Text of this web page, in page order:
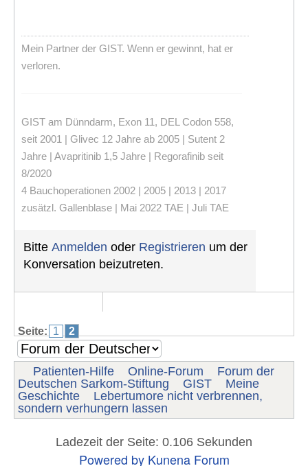
Mein Partner der GIST. Wenn er gewinnt, hat er
verloren.
GIST am Dünndarm, Exon 11, DEL Codon 558,
seit 2001 | Glivec 12 Jahre ab 2005 | Sutent 2
Jahre | Avapritinib 1,5 Jahre | Regorafinib seit
8/2020
4 Bauchoperationen 2002 | 2005 | 2013 | 2017
zusätzl. Gallenblase | Mai 2022 TAE | Juli TAE
Bitte Anmelden oder Registrieren um der
Konversation beizutreten.
Seite: 1 2
Patienten-Hilfe Online-Forum
Forum der
Deutschen Sarkom-Stiftung
GIST
Meine
Geschichte
Lebertumore nicht verbrennen,
sondern verhungern lassen
Ladezeit der Seite: 0.106 Sekunden
Powered by Kunena Forum